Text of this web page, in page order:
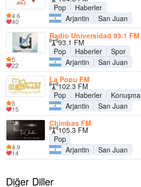
Pop
Haberler
Arjantin
San Juan
4.6
40
Radio Universidad 93.1 FM
93.1 FM
Pop
Haberler
Spor
Arjantin
San Juan
5
22
La Popu FM
102.3 FM
Pop
Haberler
Konuşma
Arjantin
San Juan
5
15
Chimbas FM
105.3 FM
Pop
Arjantin
San Juan
4.9
14
Diğer Diller